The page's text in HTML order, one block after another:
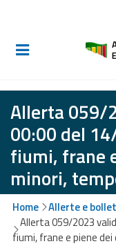
Informati e
Allerte E
Bollettini
Allerte e
Bollettini
Meteo
Allerte e
Allerta 059/
00:00 del
fiumi, frane
minori,
Home
Allerte e
Allerta 059/2023
fiumi, frane e piene